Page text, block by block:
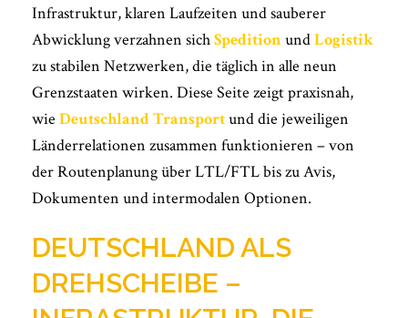
Infrastruktur, klaren Laufzeiten und sauberer
Abwicklung verzahnen sichSpeditionundLogistik
zu stabilen Netzwerken, die täglich in alle neun
Grenzstaaten wirken. Diese Seite zeigt praxisnah,
wie Deutschland Transportund die jeweiligen
Länderrelationen zusammen funktionieren – von
der Routenplanung über LTL/FTL bis zu Avis,
Dokumenten und intermodalen Optionen.
DEUTSCHLAND ALS
DREHSCHEIBE –